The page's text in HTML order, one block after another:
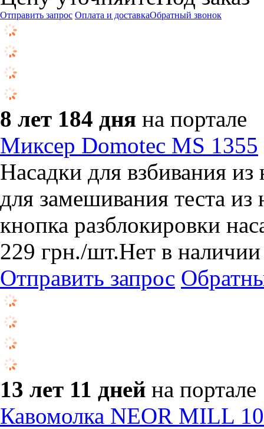
Отправить запрос Оплата и доставкаОбратный звонок
8 лет 184 дня на портале
Миксер Domotec MS 1355
Насадки для взбивания
для замешивания теста
кнопка разблокировки
229 грн./шт.Нет в наличии
Отправить запрос
13 лет 11 дней на портале
Кавомолка NEOR MILL